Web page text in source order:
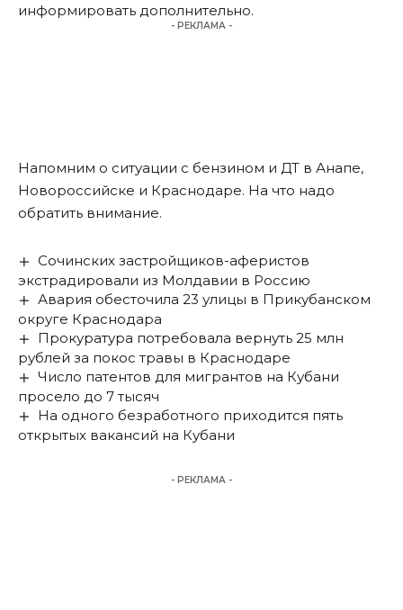
информировать дополнительно.
- РЕКЛАМА -
Напомним о ситуации с бензином и ДТ в Анапе,
Новороссийске и Краснодаре. На что надо
обратить внимание.
Сочинских застройщиков-аферистов
экстрадировали из Молдавии в Россию
Авария обесточила 23 улицы в Прикубанском
округе Краснодара
Прокуратура потребовала вернуть 25 млн
рублей за покос травы в Краснодаре
Число патентов для мигрантов на Кубани
просело до 7 тысяч
На одного безработного приходится пять
открытых вакансий на Кубани
- РЕКЛАМА -